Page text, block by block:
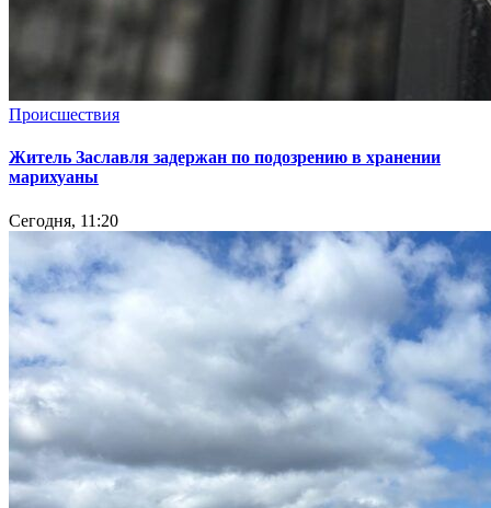
Происшествия
Житель Заславля задержан по подозрению в хранении
марихуаны
Сегодня, 11:20